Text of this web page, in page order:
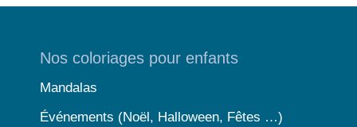
Nos coloriages pour enfants
Mandalas
Événements (Noël, Halloween, Fêtes …)